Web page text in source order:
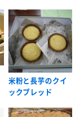
米粉と長芋のクイ
ックブレッド